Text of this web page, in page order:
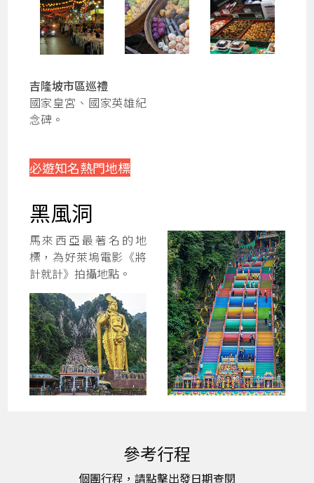
吉隆坡市區巡禮
國家皇宮、國家英雄紀
念碑。
必遊知名熱門地標
黑風洞
馬來西亞最著名的地
標，為好萊塢電影《將
計就計》拍攝地點。